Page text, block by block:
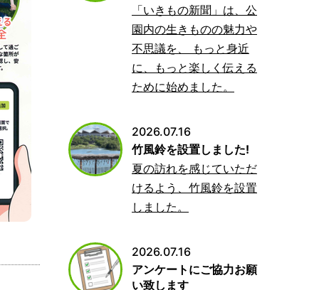
「いきもの新聞」は、公
園内の生きものの魅力や
不思議を、 もっと身近
に、もっと楽しく伝える
ために始めました。
2026.07.16
竹風鈴を設置しました!
夏の訪れを感じていただ
けるよう、竹風鈴を設置
しました。
2026.07.16
アンケートにご協力お願
い致します